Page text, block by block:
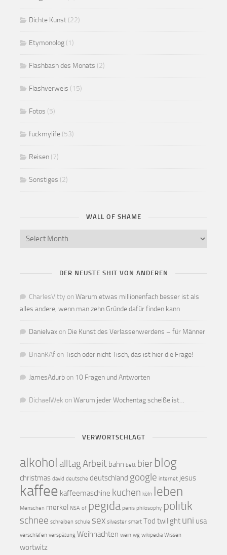
Dichte Kunst (22)
Etymonolog (1)
Flashbash des Monats (2)
Flashverweis (15)
Fotos (5)
fuckmylife (53)
Reisen (7)
Sonstiges (2)
WALL OF SHAME
DER NEUSTE SHIT VON ANDEREN
CharlesVitty onWarum etwas millionenfach besser ist als
alles andere, wenn man zehn Gründe dafür finden kann
Danielvax on Die Kunst des Verlassenwerdens – für Männer
BrianKAf onTisch oder nicht Tisch, das ist hier die Frage!
JamesAdurb on 10 Fragen und Antworten
DichaelWek onWarum jeder Wochentag scheiße ist…
VERWORTSCHLAGT
alkohol alltagArbeit bahn bett bier blog
christmas david deutsche deutschland google internet jesus
kaffee kaffeemaschine kuchen köln leben
Menschen merkel NSA of pegida penis philosophy politik
schnee schreiben schule sex silvester smart Tod twilight uni usa
verschlafen verspätung Weihnachten wein wg wikipedia Wissen
wortwitz